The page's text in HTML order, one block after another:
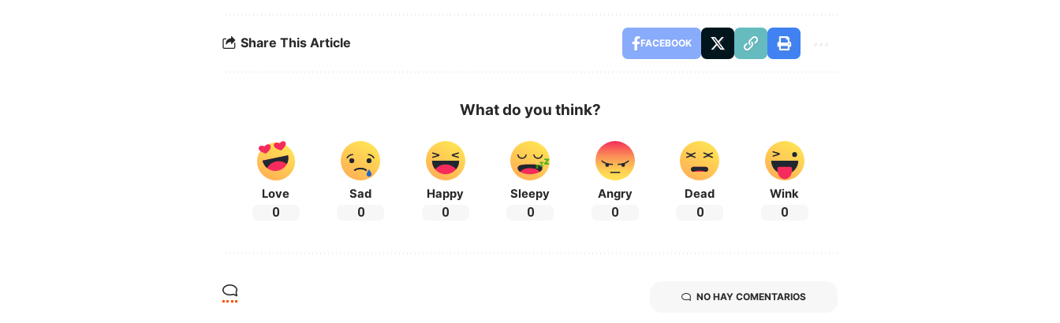
Share This Article FACEBOOK
What do you think?
Love
0
Sad
0
Happy
0
Sleepy
0
Angry
0
Dead
0
Wink
0
NO HAY COMENTARIOS